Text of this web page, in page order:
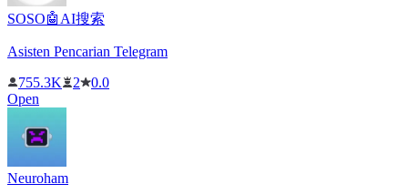
SOSO🤖AI搜索
Asisten Pencarian Telegram
755.3K
2
0.0
Open
Neuroham